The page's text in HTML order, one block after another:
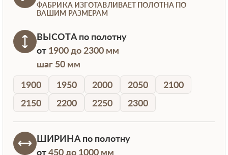
ФАБРИКА ИЗГОТАВЛИВАЕТ ПОЛОТНА ПО
ВАШИМ РАЗМЕРАМ
ВЫСОТАпо полотну
от 1900 до 2300 мм
шаг 50 мм
1900
1950 2000 2050
2100
2150
2200 2250 2300
ШИРИНАпо полотну
от450 до 1000 мм